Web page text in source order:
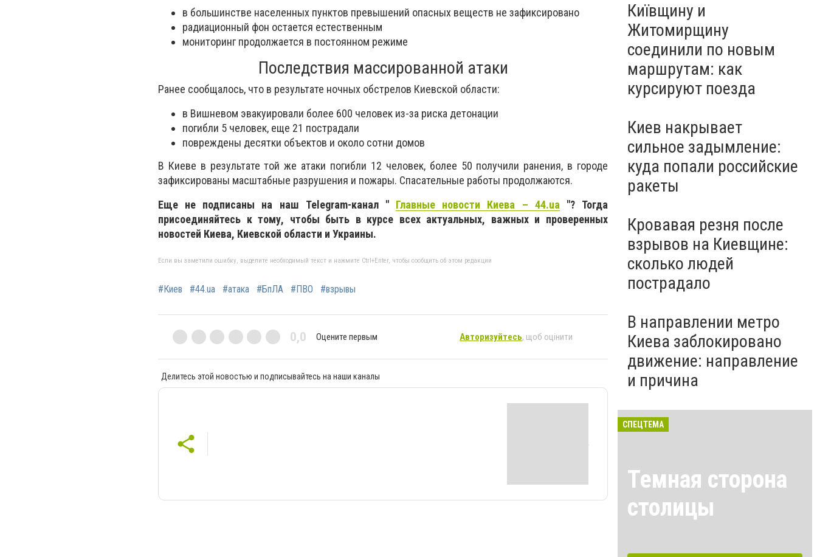
в большинстве населенных пунктов превышений опасных веществ не зафиксировано
радиационный фон остается естественным
мониторинг продолжается в постоянном режиме
Последствия массированной атаки
Ранее сообщалось, что в результате ночных обстрелов Киевской области:
в Вишневом эвакуировали более 600 человек из-за риска детонации
погибли 5 человек, еще 21 пострадали
повреждены десятки объектов и около сотни домов
В Киеве в результате той же атаки погибли 12 человек, более 50 получили ранения, в городе
зафиксированы масштабные разрушения и пожары. Спасательные работы продолжаются.
Еще не подписаны на наш Telegram-канал " Главные новости Киева – 44.ua "? Тогда
присоединяйтесь к тому, чтобы быть в курсе всех актуальных, важных и проверенных
новостей Киева, Киевской области и Украины.
Если вы заметили ошибку, выделите необходимый текст и нажмите Ctrl+Enter, чтобы сообщить об этом редакции
#Киев #44.ua #атака #БпЛА #ПВО #взрывы
0,0 Оцените первым Авторизуйтесь, щоб оцінити
Делитесь этой новостью и подписывайтесь на наши каналы
Київщину и
Житомирщину
соединили по новым
маршрутам: как
курсируют поезда
Киев накрывает
сильное задымление:
куда попали российские
ракеты
Кровавая резня после
взрывов на Киевщине:
сколько людей
пострадало
В направлении метро
Киева заблокировано
движение: направление
и причина
СПЕЦТЕМА
Темная сторона
столицы